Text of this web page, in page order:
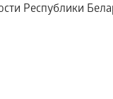
Республики